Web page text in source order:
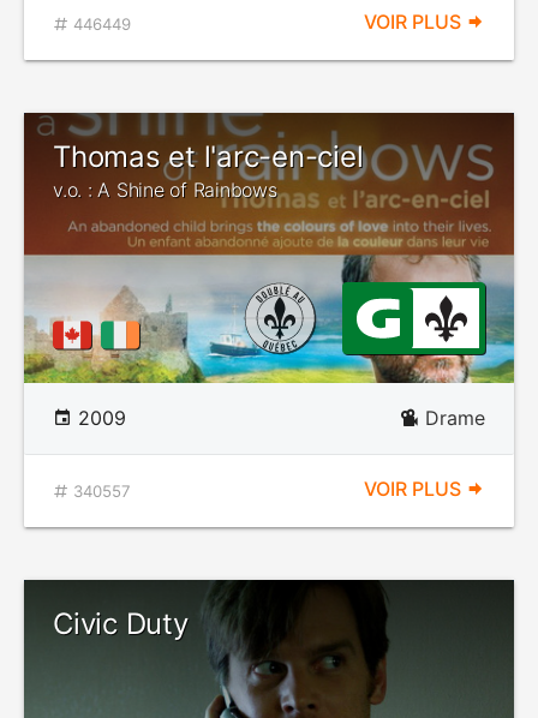
446449 VOIR PLUS
Thomas et l'arc-en-ciel
v.o. : A Shine of Rainbows
2009 Drame
340557 VOIR PLUS
Civic Duty